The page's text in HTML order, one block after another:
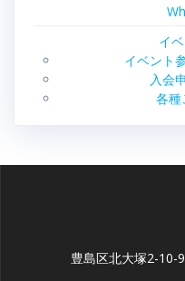
イ
イベント
入会
各種
豊島区北大塚2-10-